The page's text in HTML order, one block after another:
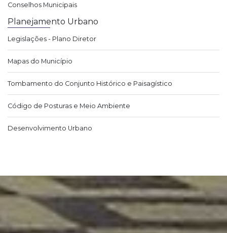
Conselhos Municipais
Planejamento Urbano
Legislações - Plano Diretor
Mapas do Município
Tombamento do Conjunto Histórico e Paisagístico
Código de Posturas e Meio Ambiente
Desenvolvimento Urbano